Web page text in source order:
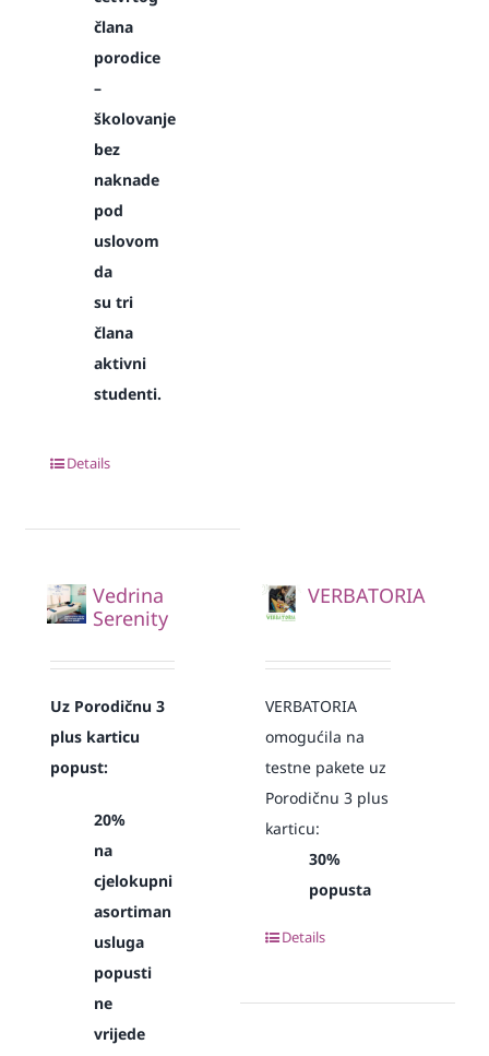
člana
porodice
–
školovanje
bez
naknade
pod
uslovom
da
su tri
člana
aktivni
studenti.
Details
Vedrina
Serenity
Uz Porodičnu 3
plus karticu
popust:
20%
na
cjelokupni
asortiman
usluga
popusti
ne
vrijede
VERBATORIA
VERBATORIA
omogućila na
testne pakete uz
Porodičnu 3 plus
karticu:
30%
popusta
Details